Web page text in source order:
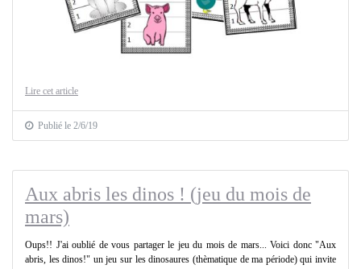
Lire cet article
Publié le 2/6/19
Aux abris les dinos ! (jeu du mois de
mars)
Oups!! J'ai oublié de vous partager le jeu du mois de mars... Voici donc "Aux
abris, les dinos!" un jeu sur les dinosaures (thèmatique de ma période) qui invite